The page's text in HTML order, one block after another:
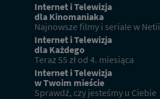
Internet i Telewizja
dla Kinomaniaka
Najnowsze filmy i seriale w Netii
Internet i Telewizja
dla Każdego
Teraz 55 zł od 4. miesiąca
Internet i Telewizja
w Twoim mieście
Sprawdź, czy jesteśmy u Ciebie